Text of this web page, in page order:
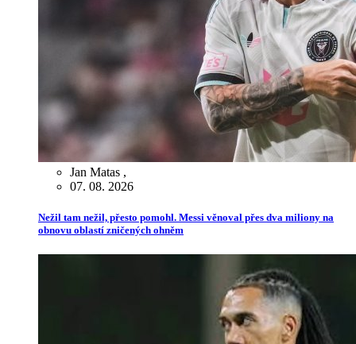
Jan Matas ,
07. 08. 2026
Nežil tam nežil, přesto pomohl. Messi věnoval přes dva miliony na
obnovu oblastí zničených ohněm